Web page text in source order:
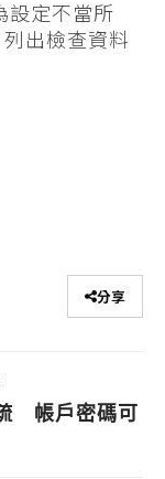
設定不當所
列出檢查資料
分享
帳戶密碼可